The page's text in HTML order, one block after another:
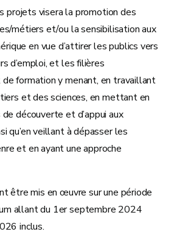
projets visera la promotion des
métiers et/ou la sensibilisation aux
en vue d’attirer les publics vers
d’emploi, et les filières
de formation y menant, en travaillant
et des sciences, en mettant en
découverte et d’appui aux
qu’en veillant à dépasser les
et en ayant une approche
être mis en œuvre sur une période
allant du 1er septembre 2024
inclus.